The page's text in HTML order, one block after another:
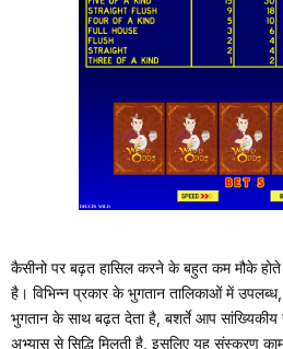
DEUCES WILD
कैसीनो पर बढ़त हासिल करने के बहुत कम मौके
है। विभिन्न प्रकार के भुगतान तालिकाओं में
भुगतान के साथ बढ़त देता है, बशर्ते आप
अभ्यास से सिद्धि मिलती है, इसलिए यह संस्करण